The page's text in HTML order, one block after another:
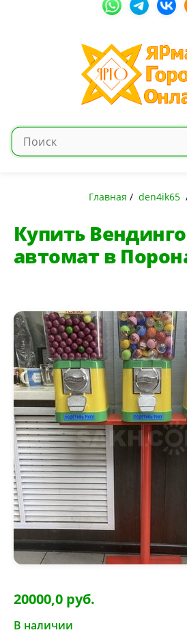
Главная / den4ik65
Купить
автомат в
20000,0 руб.
В наличии